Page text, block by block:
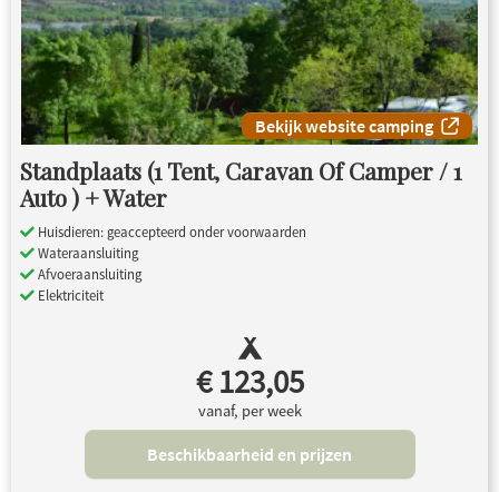
Bekijk website camping
Standplaats (1 Tent, Caravan Of Camper / 1
Auto ) + Water
Huisdieren: geaccepteerd onder voorwaarden
Wateraansluiting
Afvoeraansluiting
Elektriciteit
€ 123,05
vanaf, per week
Beschikbaarheid en prijzen